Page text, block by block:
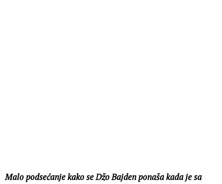
Malo podsećanje kako se Džo Bajden ponaša kada je sa